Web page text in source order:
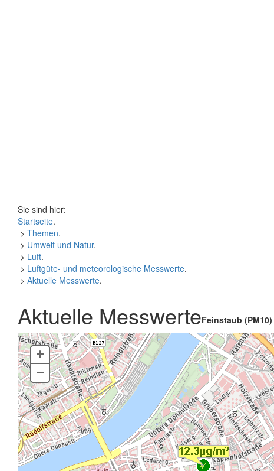
Sie sind hier:
Startseite.
> Themen.
> Umwelt und Natur.
> Luft.
> Luftgüte- und meteorologische Messwerte.
> Aktuelle Messwerte.
Aktuelle MesswerteFeinstaub (PM10)
+
–